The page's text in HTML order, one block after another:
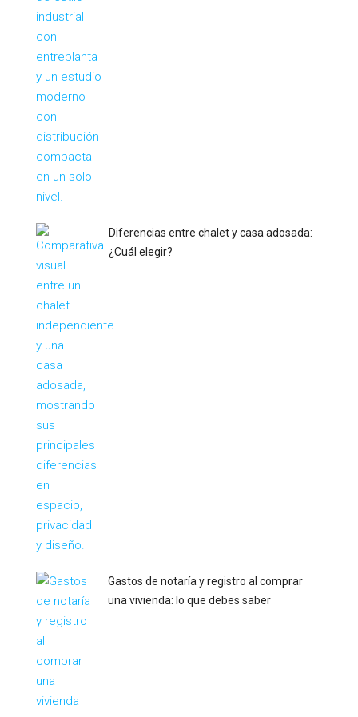
Diferencias entre chalet y casa adosada:
¿Cuál elegir?
Gastos de notaría y registro al comprar
una vivienda: lo que debes saber